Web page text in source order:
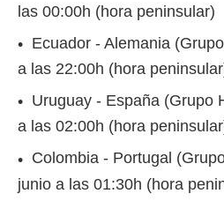
las 00:00h (hora peninsular)
Ecuador - Alemania
a las 22:00h (hora
Uruguay - España (Grupo
a las 02:00h (hora
Colombia - Portugal
junio a las 01:30h (hora